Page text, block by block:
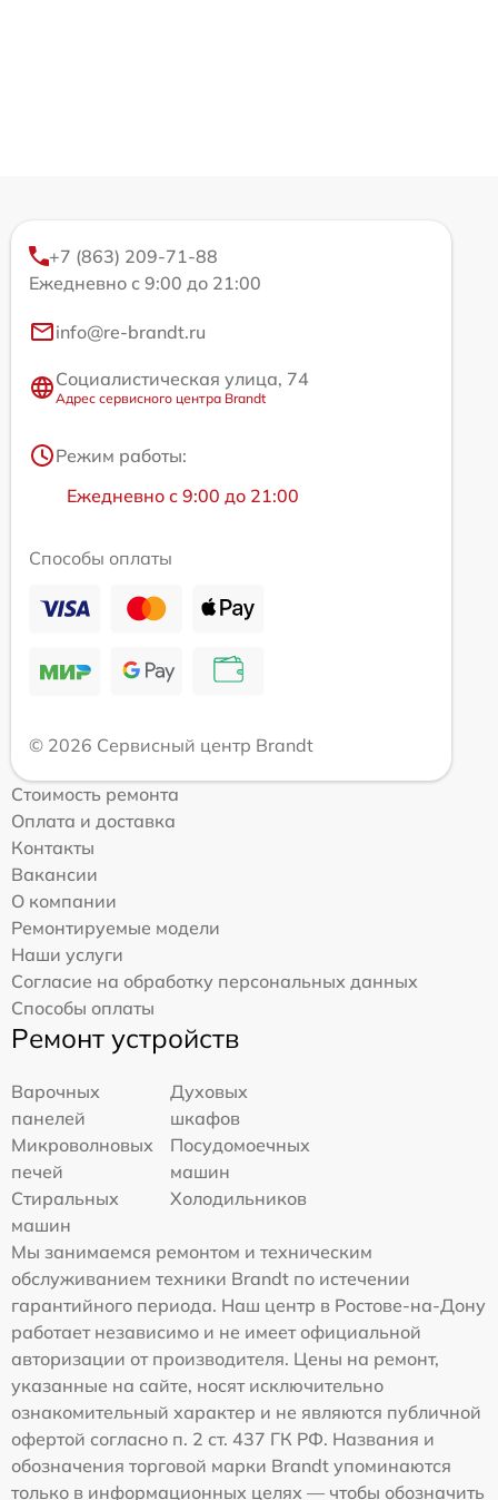
+7 (863) 209-71-88
Ежедневно с 9:00 до 21:00
info@re-brandt.ru
Социалистическая улица, 74
Адрес сервисного центра Brandt
Режим работы:
Ежедневно с 9:00 до 21:00
Способы оплаты
© 2026 Сервисный центр Brandt
Стоимость ремонта
Оплата и доставка
Контакты
Вакансии
О компании
Ремонтируемые модели
Наши услуги
Согласие на обработку персональных данных
Способы оплаты
Ремонт устройств
Варочных
панелей
Духовых
шкафов
Микроволновых
печей
Посудомоечных
машин
Стиральных
машин
Холодильников
Мы занимаемся ремонтом и техническим
обслуживанием техники Brandt по истечении
гарантийного периода. Наш центр в Ростове-на-Дону
работает независимо и не имеет официальной
авторизации от производителя. Цены на ремонт,
указанные на сайте, носят исключительно
ознакомительный характер и не являются публичной
офертой согласно п. 2 ст. 437 ГК РФ. Названия и
обозначения торговой марки Brandt упоминаются
только в информационных целях — чтобы обозначить